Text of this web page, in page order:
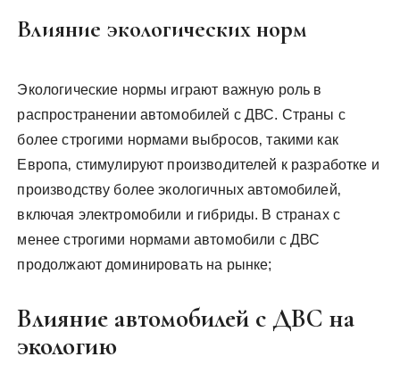
Влияние экологических норм
Экологические нормы играют важную роль в
распространении автомобилей с ДВС. Страны с
более строгими нормами выбросов‚ такими как
Европа‚ стимулируют производителей к разработке и
производству более экологичных автомобилей‚
включая электромобили и гибриды. В странах с
менее строгими нормами автомобили с ДВС
продолжают доминировать на рынке;
Влияние автомобилей с ДВС на
экологию